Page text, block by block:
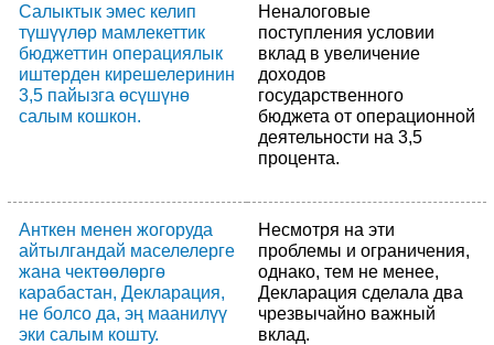
Салыктык эмес келип
түшүүлөр мамлекеттик
бюджеттин операциялык
иштерден кирешелеринин
3,5 пайызга өсүшүнө
салым кошкон.
Неналоговые
поступления условии
вклад в увеличение
доходов
государственного
бюджета от операционной
деятельности на 3,5
процента.
Анткен менен жогоруда
айтылгандай маселелерге
жана чектөөлөргө
карабастан, Декларация,
не болсо да, эң маанилүү
эки салым кошту.
Несмотря на эти
проблемы и ограничения,
однако, тем не менее,
Декларация сделала два
чрезвычайно важный
вклад.